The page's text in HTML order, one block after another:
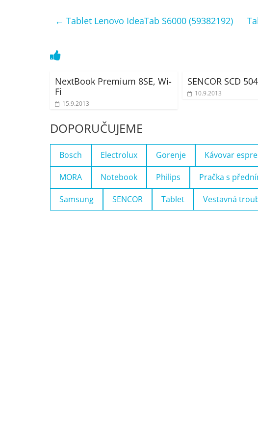
Elektro
pračky,
notebooky,
mobilní
telefony,
bazény
← Tablet Lenovo IdeaTab S6000 (59382192)
NextBook Premium 8SE, Wi-
Fi
15.9.2013
SENCOR SCD
10.9.2013
DOPORUČUJEME
Bosch Electrolux Gorenje Kávovar
MORA Notebook Philips Pračka s
Samsung SENCOR Tablet Vestavná